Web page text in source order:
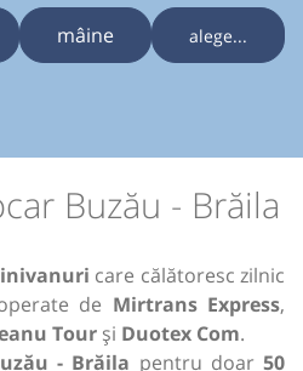
mâine alege...
Buzău - Brăila
care călătoresc zilnic
de Mirtrans Express,
Tour și Duotex Com.
- Brăila pentru doar 50